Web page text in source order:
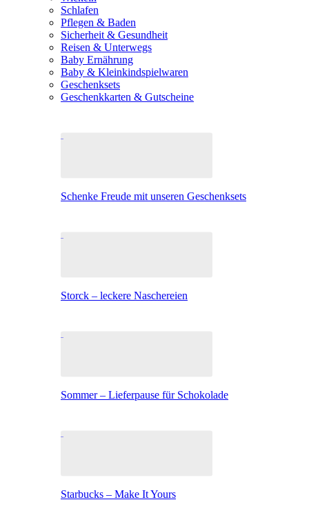
Schlafen
Pflegen & Baden
Sicherheit & Gesundheit
Reisen & Unterwegs
Baby Ernährung
Baby & Kleinkindspielwaren
Geschenksets
Geschenkkarten & Gutscheine
Schenke Freude mit unseren Geschenksets
Storck – leckere Naschereien
Sommer – Lieferpause für Schokolade
Starbucks – Make It Yours